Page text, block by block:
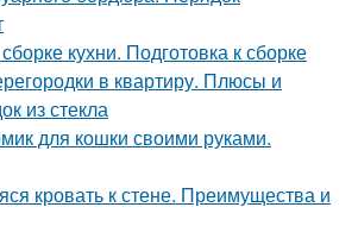
кухни. Подготовка к сборке
в квартиру. Плюсы и
из стекла
для кошки своими руками.
кровать к стене. Преимущества и